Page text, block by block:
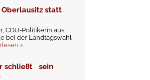
Oberlausitz statt
CDU-Politikerin aus
bei der Landtagswahl
»
schließt sein